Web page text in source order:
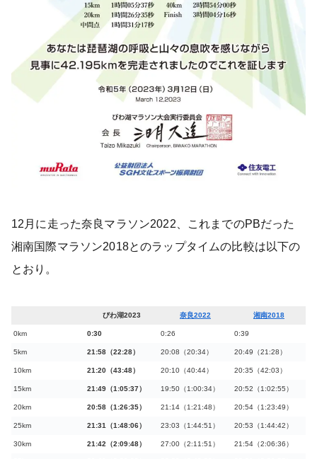
12月に走った奈良マラソン2022、これまでのPBだった
湘南国際マラソン2018とのラップタイムの比較は以下の
とおり。
びわ湖2023 奈良2022 湘南2018
0km 0:30 0:26 0:39
5km 21:58（22:28） 20:08（20:34） 20:49（21:28）
10km 21:20（43:48） 20:10（40:44） 20:35（42:03）
15km 21:49（1:05:37） 19:50（1:00:34） 20:52（1:02:55）
20km 20:58（1:26:35） 21:14（1:21:48） 20:54（1:23:49）
25km 21:31（1:48:06） 23:03（1:44:51） 20:53（1:44:42）
30km 21:42（2:09:48） 27:00（2:11:51） 21:54（2:06:36）